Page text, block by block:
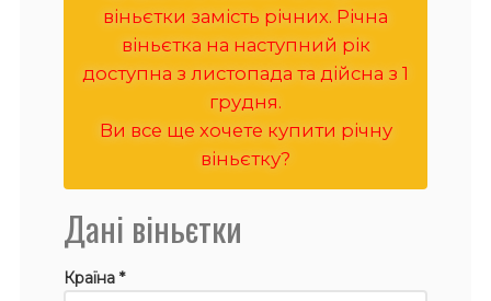
віньєтки замість річних. Річна
віньєтка на наступний рік
доступна з листопада та дійсна з 1
грудня.
Ви все ще хочете купити річну
віньєтку?
Дані віньєтки
Країна *